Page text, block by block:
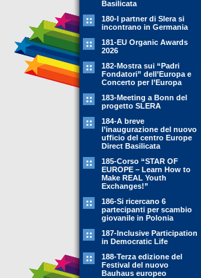
Basilicata
180-I partner di Slera si
incontrano in Germania
181-EU Organic Awards
2026
182-Mostra sui “Padri
Fondatori” dell’Europa e
Concerto per l’Europa
183-Meeting a Bonn del
progetto SLERA
184-A breve
l’inaugurazione del nuovo
ufficio del centro Europe
Direct Basilicata
185-Corso “STAR OF
EUROPE – Learn How to
Make REAL Youth
Exchanges!”
186-Si ricercano 6
partecipanti per scambio
giovanile in Polonia
187-Inclusive Participation
in Democratic Life
188-Terza edizione del
Festival del nuovo
Bauhaus europeo